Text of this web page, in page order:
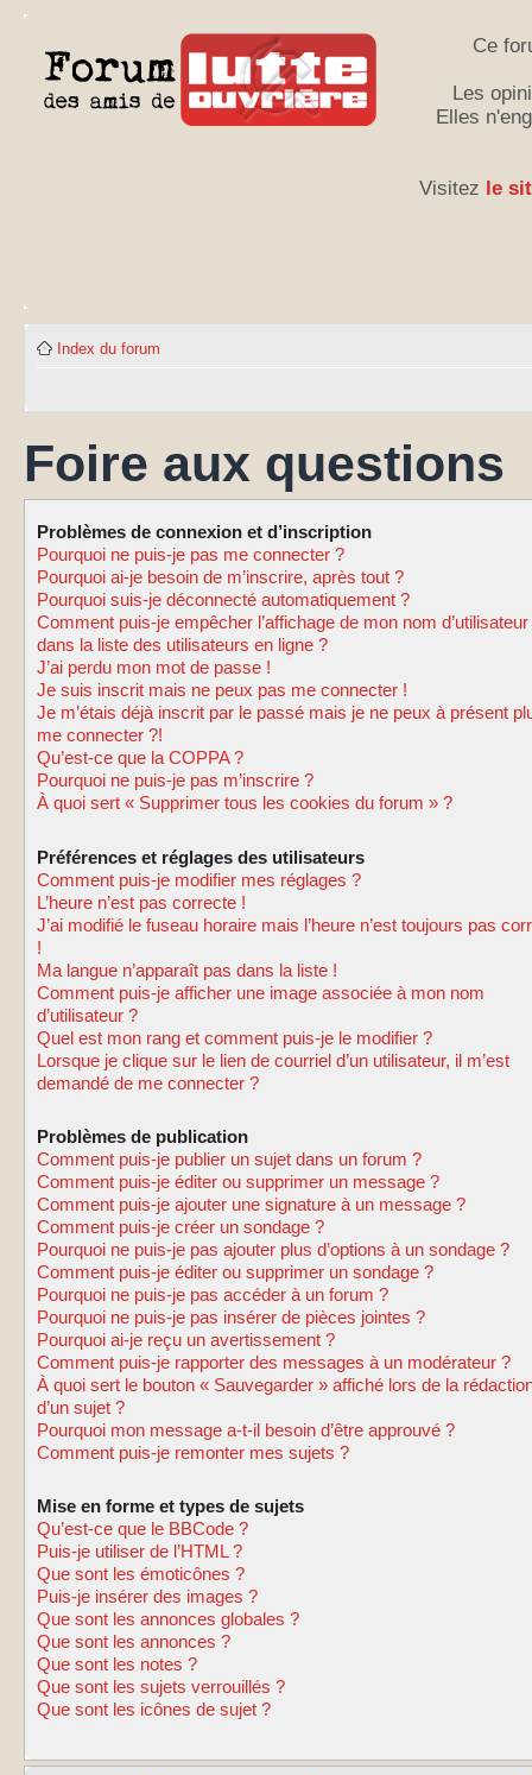
Ce
Les
Elles
Visitez le
Index du forum
Foire aux questions
Problèmes de connexion et d’inscription
Pourquoi ne puis-je pas me connecter ?
Pourquoi ai-je besoin de m’inscrire, après tout ?
Pourquoi suis-je déconnecté automatiquement ?
Comment puis-je empêcher l’affichage de mon nom d’utilisateur
dans la liste des utilisateurs en ligne ?
J’ai perdu mon mot de passe !
Je suis inscrit mais ne peux pas me connecter !
Je m’étais déjà inscrit par le passé mais je ne peux à présent
me connecter ?!
Qu’est-ce que la COPPA ?
Pourquoi ne puis-je pas m’inscrire ?
À quoi sert « Supprimer tous les cookies du forum » ?
Préférences et réglages des utilisateurs
Comment puis-je modifier mes réglages ?
L’heure n’est pas correcte !
J’ai modifié le fuseau horaire mais l’heure n’est toujours pas
!
Ma langue n’apparaît pas dans la liste !
Comment puis-je afficher une image associée à mon nom
d’utilisateur ?
Quel est mon rang et comment puis-je le modifier ?
Lorsque je clique sur le lien de courriel d’un utilisateur, il m’est
demandé de me connecter ?
Problèmes de publication
Comment puis-je publier un sujet dans un forum ?
Comment puis-je éditer ou supprimer un message ?
Comment puis-je ajouter une signature à un message ?
Comment puis-je créer un sondage ?
Pourquoi ne puis-je pas ajouter plus d’options à un sondage ?
Comment puis-je éditer ou supprimer un sondage ?
Pourquoi ne puis-je pas accéder à un forum ?
Pourquoi ne puis-je pas insérer de pièces jointes ?
Pourquoi ai-je reçu un avertissement ?
Comment puis-je rapporter des messages à un modérateur ?
À quoi sert le bouton « Sauvegarder » affiché lors de la
d’un sujet ?
Pourquoi mon message a-t-il besoin d’être approuvé ?
Comment puis-je remonter mes sujets ?
Mise en forme et types de sujets
Qu’est-ce que le BBCode ?
Puis-je utiliser de l’HTML ?
Que sont les émoticônes ?
Puis-je insérer des images ?
Que sont les annonces globales ?
Que sont les annonces ?
Que sont les notes ?
Que sont les sujets verrouillés ?
Que sont les icônes de sujet ?